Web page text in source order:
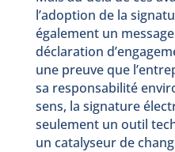
l’adoption de la
également un
déclaration
une preuve que
sa responsabilité
sens, la signature
seulement un outil
un catalyseur de